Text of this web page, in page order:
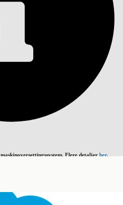
Flere detaljer her.